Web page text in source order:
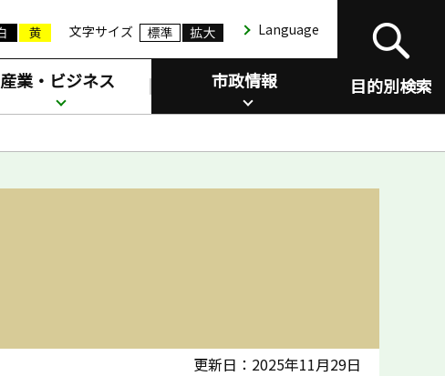
文字サイズ Language
目的別検索
産業・ビジネス 市政情報
更新日：2025年11月29日